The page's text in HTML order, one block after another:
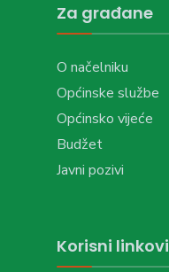
Za građane
O načelniku
Općinske službe
Općinsko vijeće
Budžet
Javni pozivi
Korisni linkovi